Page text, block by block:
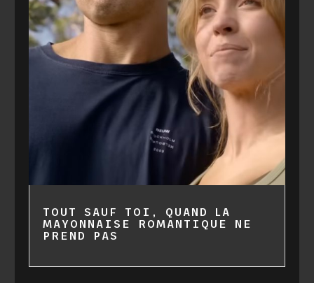
TOUT SAUF TOI, QUAND LA
MAYONNAISE ROMANTIQUE NE
PREND PAS